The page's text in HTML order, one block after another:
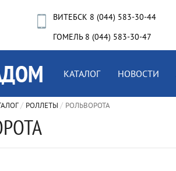
ВИТЕБСК 8 (044) 583-30-44
ГОМЕЛЬ 8 (044) 583-30-47
КАТАЛОГ НОВОСТИ
РОЛЛЕТЫ РОЛЬВОРОТА